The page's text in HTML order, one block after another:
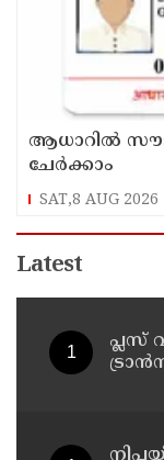
ആധാറിൽ
ചേർക്കാം
SAT,8 AUG 2026
Latest
പ്ലസ്